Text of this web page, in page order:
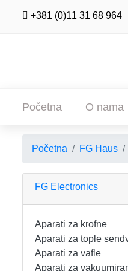
+381 (0)11 31 68 964
Početna O nama
POČETNA
APARATI ZA KROFNE
FG HAUS
Početna FG Haus
FG Electronics
Aparati za krofne
Aparati za tople
Aparati za vafle
Aparati za